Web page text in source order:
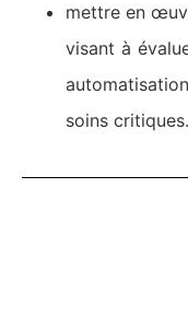
mettre en
visant à
soins critiques.